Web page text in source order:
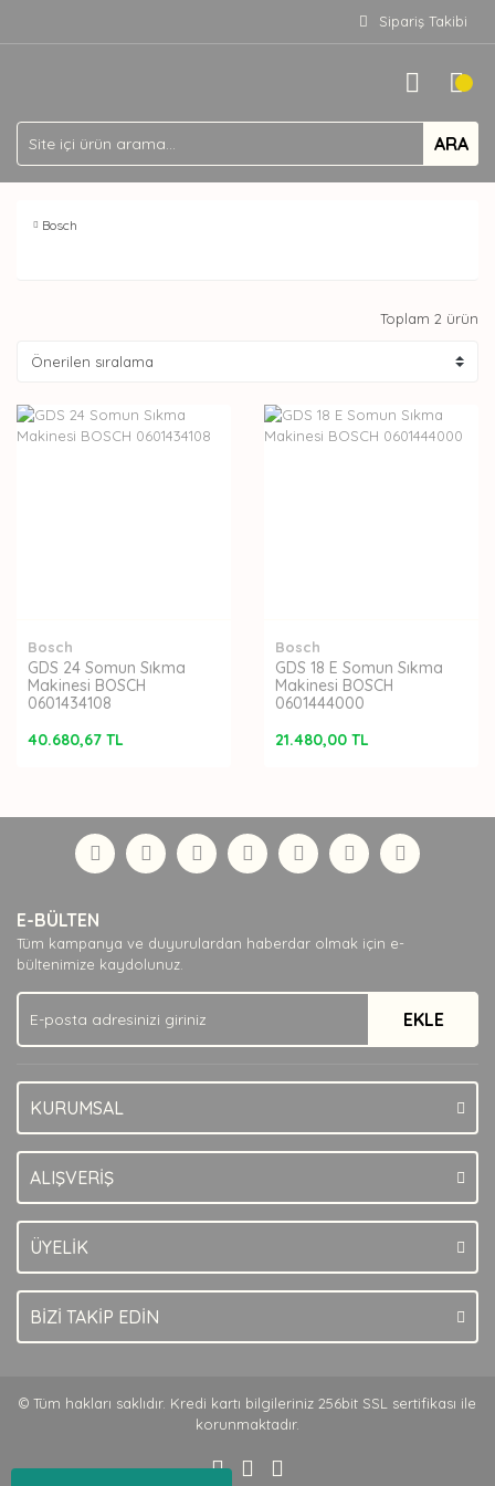
Sipariş Takibi
ARA
Bosch
Toplam 2 ürün
Bosch
GDS 24 Somun Sıkma
Makinesi BOSCH
0601434108
40.680,67 TL
Bosch
GDS 18 E Somun Sıkma
Makinesi BOSCH
0601444000
21.480,00 TL
E-BÜLTEN
Tüm kampanya ve duyurulardan haberdar olmak için e-
bültenimize kaydolunuz.
EKLE
KURUMSAL
ALIŞVERİŞ
ÜYELİK
BİZİ TAKİP EDİN
© Tüm hakları saklıdır. Kredi kartı bilgileriniz 256bit SSL sertifikası ile
korunmaktadır.